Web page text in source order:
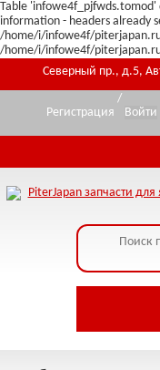
Table
information - headers already
/home/i/infowe4f/
/home/i/infowe4f/
Северный пр., д.5,
Регистрация
/
Войти